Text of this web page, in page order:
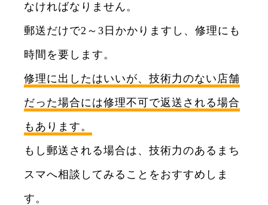
なければなりません。
郵送だけで2～3日かかりますし、修理にも
時間を要します。
修理に出したはいいが、技術力のない店舗
だった場合には修理不可で返送される場合
もあります。
もし郵送される場合は、技術力のあるまち
スマへ相談してみることをおすすめしま
す。